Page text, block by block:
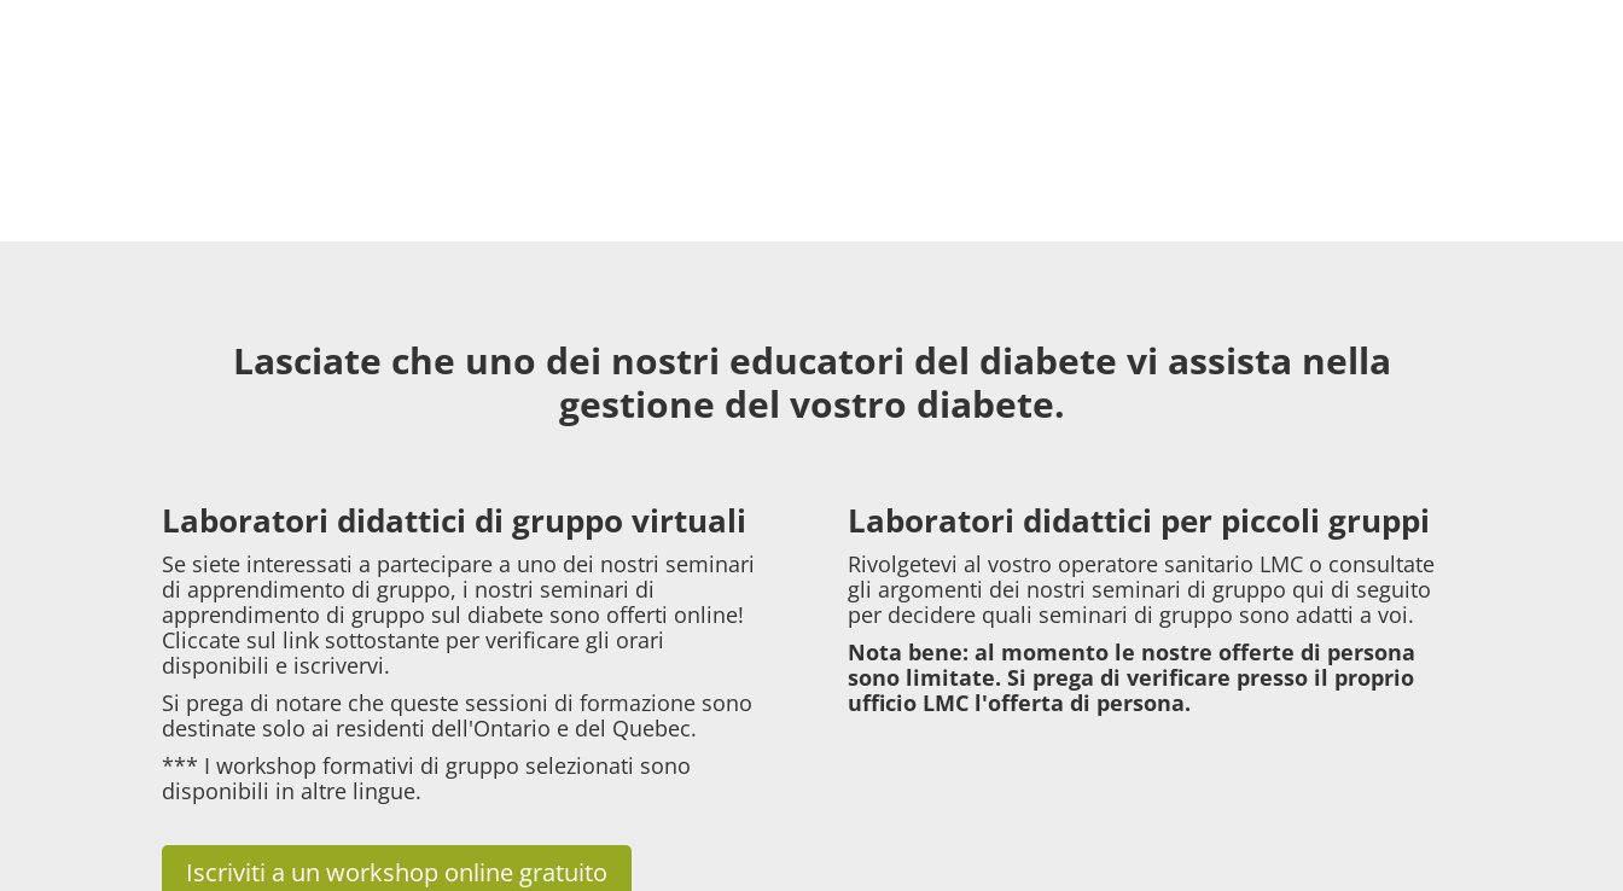
Lasciate che uno dei nostri educatori del diabete vi assista nella
gestione del vostro diabete.
Laboratori didattici di gruppo virtuali
Se siete interessati a partecipare a uno dei nostri seminari
di apprendimento di gruppo, i nostri seminari di
apprendimento di gruppo sul diabete sono offerti online!
Cliccate sul link sottostante per verificare gli orari
disponibili e iscrivervi.
Si prega di notare che queste sessioni di formazione sono
destinate solo ai residenti dell'Ontario e del Quebec.
*** I workshop formativi di gruppo selezionati sono
disponibili in altre lingue.
Iscriviti a un workshop online gratuito
Laboratori didattici per piccoli gruppi
Rivolgetevi al vostro operatore sanitario LMC o consultate
gli argomenti dei nostri seminari di gruppo qui di seguito
per decidere quali seminari di gruppo sono adatti a voi.
Nota bene: al momento le nostre offerte di persona
sono limitate. Si prega di verificare presso il proprio
ufficio LMC l'offerta di persona.